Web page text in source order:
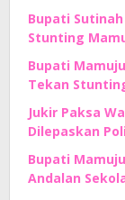
Bupati
Stunting
Bupati
Tekan
Jukir Paksa
Dilepaskan
Bupati
Andalan